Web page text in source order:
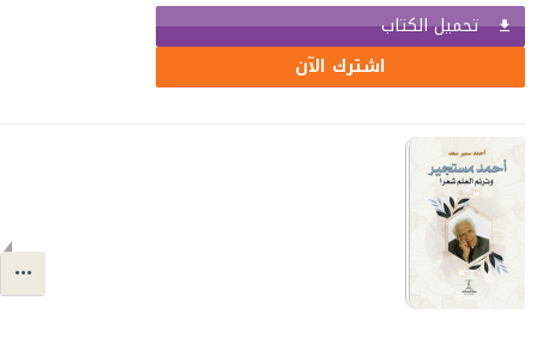
تحميل الكتاب
اشترك الآن